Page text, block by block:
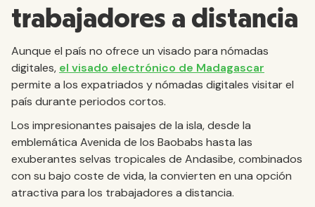
trabajadores a distancia
Aunque el país no ofrece un visado para nómadas
digitales, el visado electrónico de Madagascar
permite a los expatriados y nómadas digitales visitar el
país durante periodos cortos.
Los impresionantes paisajes de la isla, desde la
emblemática Avenida de los Baobabs hasta las
exuberantes selvas tropicales de Andasibe, combinados
con su bajo coste de vida, la convierten en una opción
atractiva para los trabajadores a distancia.